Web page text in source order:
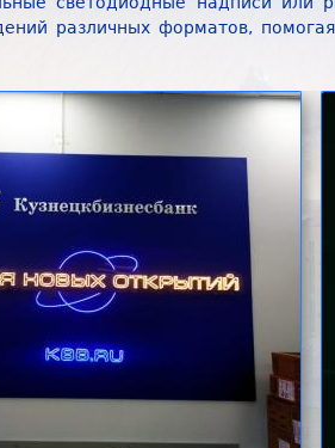
различных форматов,